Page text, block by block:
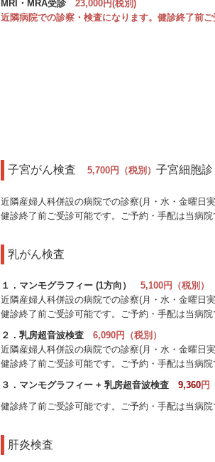
MRI・MRA受診 23,000円(税別)
近隣病院での診察・検査になります。健診終了前
子宮がん検査 5,700円 （税別） 子宮細胞診
近隣産婦人科併設の病院での診察(月・水・金曜日
健診終了前ご受診可能です。ご予約・手配は当病院
乳がん検査
１．マンモグラフィー (1方向）
5,100円（税別）
近隣産婦人科併設の病院での診察(月・水・金曜日
健診終了前ご受診可能です。ご予約・手配は当病院
２．乳房超音波検査
6,090円（税別）
近隣産婦人科併設の病院での診察(月・水・金曜日
健診終了前ご受診可能です。ご予約・手配は当病院
３．マンモグラフィー + 乳房超音波検査
9,360円
健診終了前ご受診可能です。ご予約・手配は当病院
肝炎検査